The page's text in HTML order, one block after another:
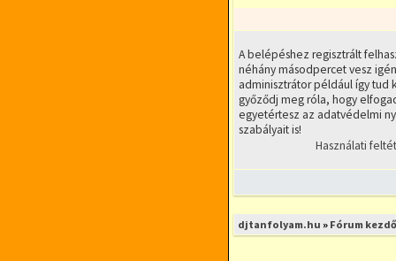
A belépéshez regisztrált
néhány másodpercet vesz
adminisztrátor például így tud
győződj meg róla, hogy
egyetértesz az adatvédelmi
szabályait is!
Használati
djtanfolyam.hu » Fórum